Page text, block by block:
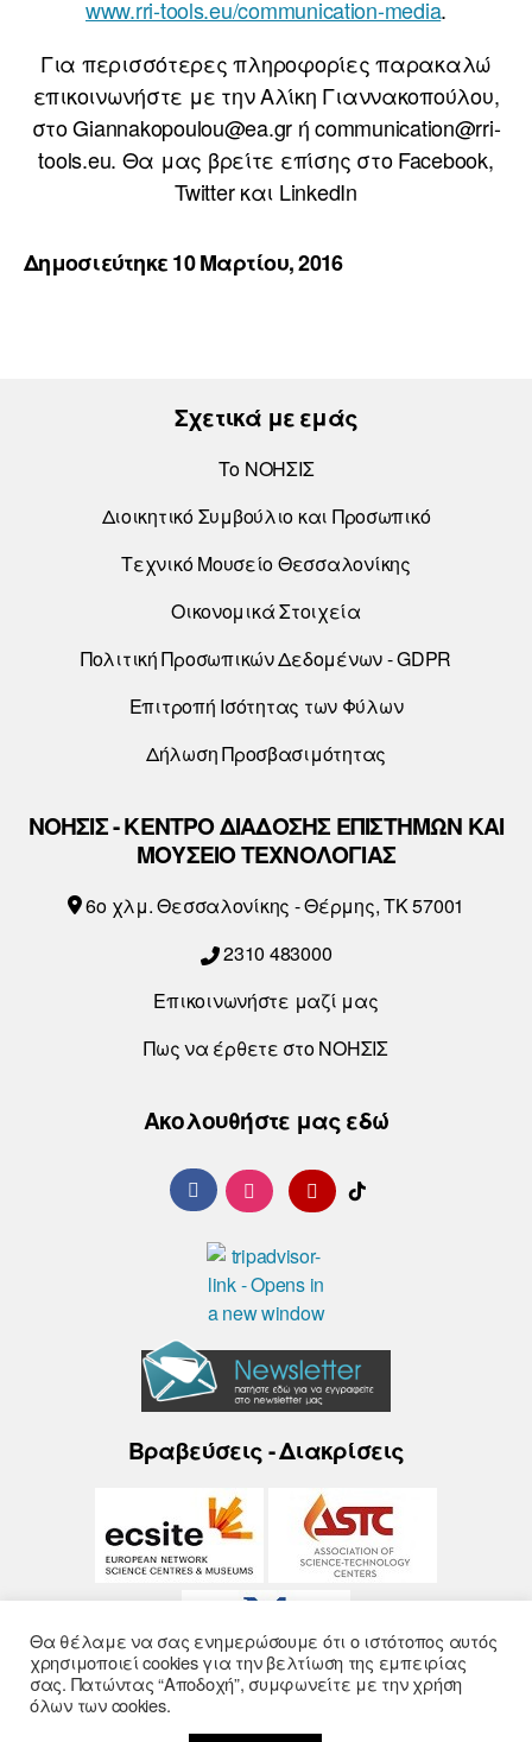
www.rri-tools.eu/communication-media.
Για περισσότερες πληροφορίες παρακαλώ
επικοινωνήστε με την Αλίκη Γιαννακοπούλου,
στο Giannakopoulou@ea.gr ή communication@rri-
tools.eu. Θα μας βρείτε επίσης στο Facebook,
Twitter και LinkedIn
Δημοσιεύτηκε 10 Μαρτίου, 2016
Σχετικά με εμάς
Το ΝΟΗΣΙΣ
Διοικητικό Συμβούλιο και Προσωπικό
Τεχνικό Μουσείο Θεσσαλονίκης
Οικονομικά Στοιχεία
Πολιτική Προσωπικών Δεδομένων - GDPR
Επιτροπή Ισότητας των Φύλων
Δήλωση Προσβασιμότητας
ΝΟΗΣΙΣ - ΚΕΝΤΡΟ ΔΙΑΔΟΣΗΣ ΕΠΙΣΤΗΜΩΝ ΚΑΙ
ΜΟΥΣΕΙΟ ΤΕΧΝΟΛΟΓΙΑΣ
6o χλμ. Θεσσαλονίκης - Θέρμης, ΤΚ 57001
2310 483000
Επικοινωνήστε μαζί μας
Πως να έρθετε στο ΝΟΗΣΙΣ
Ακολουθήστε μας εδώ
Βραβεύσεις - Διακρίσεις
Θα θέλαμε να σας ενημερώσουμε ότι ο ιστότοπος αυτός
χρησιμοποιεί cookies για την βελτίωση της εμπειρίας
σας. Πατώντας “Αποδοχή”, συμφωνείτε με την χρήση
όλων των cookies.